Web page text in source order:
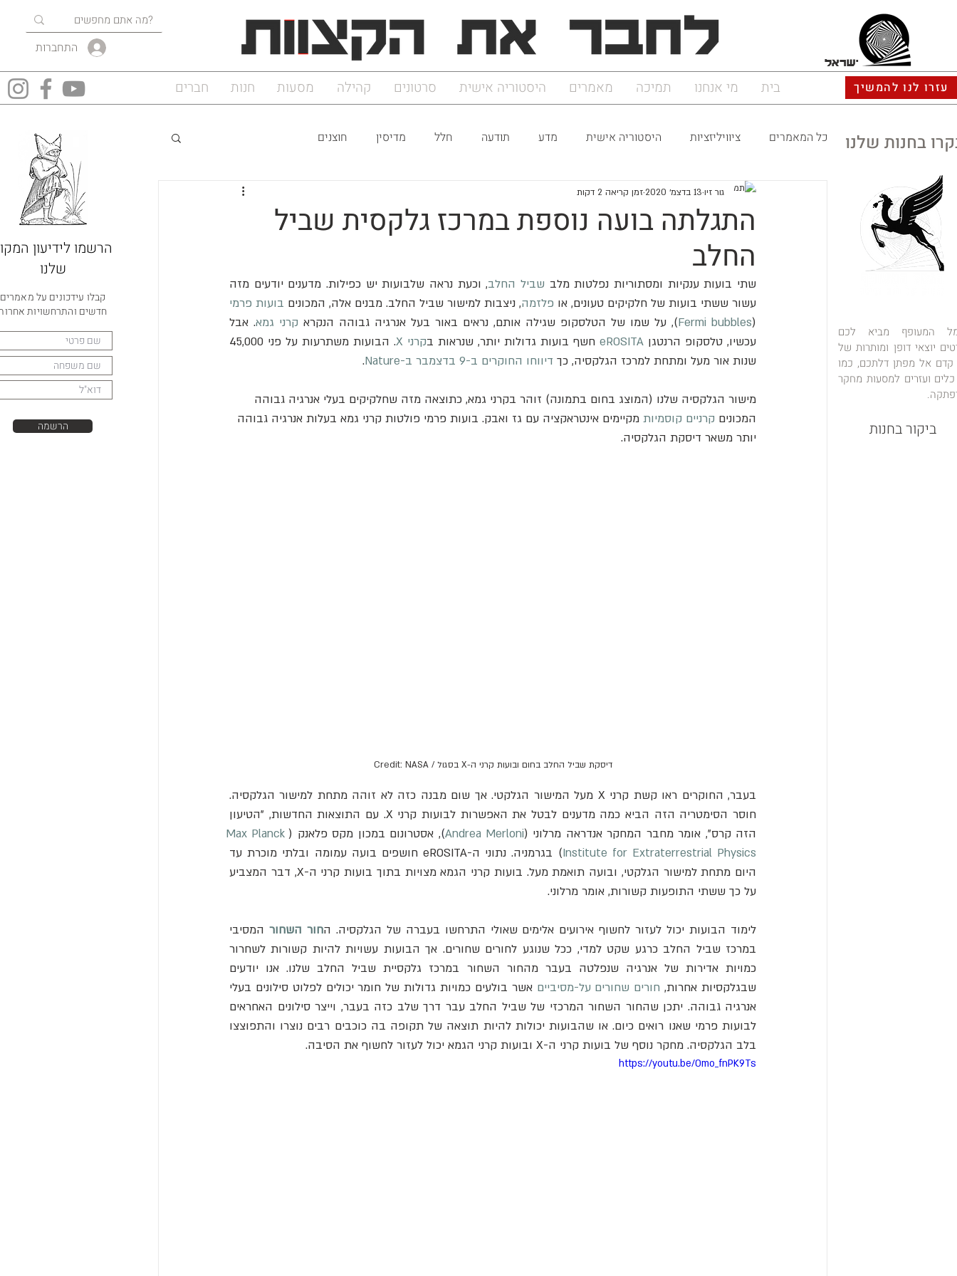
התחברות
ישראל
עזרו לנו להמשיך בית מי אנחנו תמיכה מאמרים היסטוריה אישית סרטונים קהילה מסעות חנות חברים
הרשמו לידיעון
שלנו
קבלו עידכונים על מאמרים
חדשים והתרחשויות
הרשמה
כל המאמרים ציוויליזציות היסטוריה אישית מדע תודעה חלל מדיסין חוצנים
התגלתה בועה נוספת במרכז גלקסית שביל
החלב
גור זיו 13 בדצמ׳ 2020 זמן קריאה 2 דקות
שתי בועות ענקיות ומסתוריות נפלטות מלב שביל החלב
עשור ששתי בועות של חלקיקים טעונים, או פלזמה, ניצבות למישור שביל החלב. מבנים אלה, המכונים בועות פרמי
(
Fermi bubbles), על שמו של הטלסקופ שגילה אותם, נראים באור בעל אנרגיה גבוהה הנקרא קרני גמא
עכשיו, טלסקופ הרנטגן eROSITA חשף בועות גדולות יותר, שנראות בקרני X
שנות אור מעל ומתחת למרכז הגלקסיה, כך דיווחו החוקרים ב-9 בדצמבר ב-Nature .
מישור הגלקסיה שלנו (המוצג בחום בתמונה) זוהר בקרני גמא, כתוצאה מזה שחלקיקים בעלי אנרגיה גבוהה
המכונים קרניים קוסמיות מקיימים אינטראקציה עם גז ואבק. בועות פרמי פולטות קרני גמא בעלות אנרגיה גבוהה
יותר משאר דיסקת הגלקסיה.
דיסקת שביל החלב בחום ובועות קרני ה-X בסגול / Credit: NASA
הזה קרס", אומר מחבר המחקר אנדראה מרלוני (Andrea Merloni
), אסטרונום במכון מקס פלאנק ( Max Planck
Institute for Extraterrestrial Physics
על כך ששתי התופעות קשורות, אומר מרלוני.
לימוד הבועות יכול לעזור לחשוף אירועים אלימים שאולי התרחשו בעברה של הגלקסיה. החור השחור
שבגלקסיות אחרות, חורים שחורים על-מסיביים
בלב הגלקסיה. מחקר נוסף של בועות קרני ה-X ובועות קרני הגמא יכול לעזור לחשוף את הסיבה.
https://youtu.be/Omo_fnPK9Ts
בחנות שלנו
המעופף מביא לכם
יוצאי דופן ומותרות של
קדם אל מפתן דלתכם, כמו
ועזרים למסעות מחקר
ביקור בחנות